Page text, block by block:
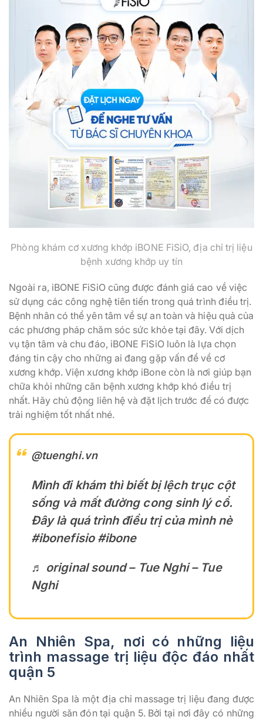
Phòng khám cơ xương khớp iBONE FiSiO, địa chỉ trị liệu
bệnh xương khớp uy tín
Ngoài ra, iBONE FiSiO cũng được đánh giá cao về việc
sử dụng các công nghệ tiên tiến trong quá trình điều trị.
Bệnh nhân có thể yên tâm về sự an toàn và hiệu quả của
các phương pháp chăm sóc sức khỏe tại đây. Với dịch
vụ tận tâm và chu đáo, iBONE FiSiO luôn là lựa chọn
đáng tin cậy cho những ai đang gặp vấn đề về cơ
xương khớp. Viện xương khớp iBone còn là nơi giúp bạn
chữa khỏi những căn bệnh xương khớp khó điều trị
nhất. Hãy chủ động liên hệ và đặt lịch trước để có được
trải nghiệm tốt nhất nhé.
@tuenghi.vn
Mình đi khám thì biết bị lệch trục cột
sống và mất đường cong sinh lý cổ.
Đây là quá trình điều trị của mình nè
#ibonefisio #ibone
♬ original sound – Tue Nghi – Tue
Nghi
An Nhiên Spa, nơi có những liệu
trình massage trị liệu độc đáo nhất
quận 5
An Nhiên Spa là một địa chỉ massage trị liệu đang được
nhiều người săn đón tại quận 5. Bởi tại nơi đây có những